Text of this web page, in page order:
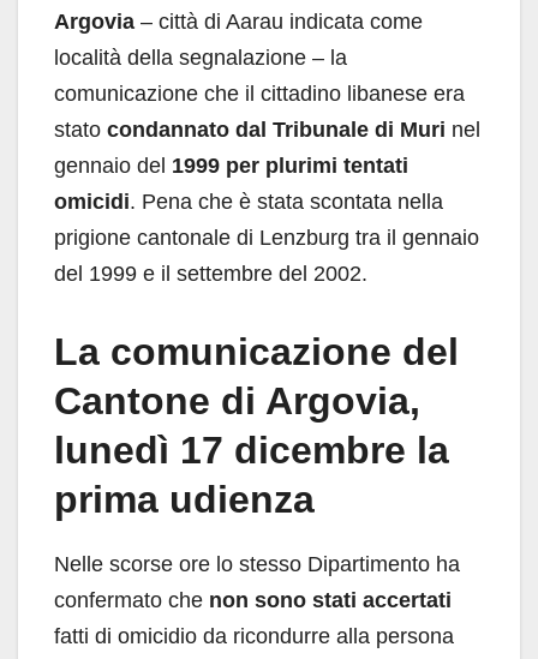
Argovia – città di Aarau indicata come
località della segnalazione – la
comunicazione che il cittadino libanese era
stato condannato dal Tribunale di Muri nel
gennaio del 1999 per plurimi tentati
omicidi. Pena che è stata scontata nella
prigione cantonale di Lenzburg tra il gennaio
del 1999 e il settembre del 2002.
La comunicazione del
Cantone di Argovia,
lunedì 17 dicembre la
prima udienza
Nelle scorse ore lo stesso Dipartimento ha
confermato che non sono stati accertati
fatti di omicidio da ricondurre alla persona